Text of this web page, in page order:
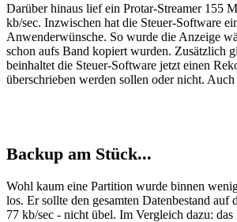
Darüber hinaus lief ein Protar-Streamer 155
kb/sec. Inzwischen hat die Steuer-Software
Anwenderwünsche. So wurde die Anzeige
schon aufs Band kopiert wurden. Zusätzlich
beinhaltet die Steuer-Software jetzt einen
überschrieben werden sollen oder nicht.
Backup am Stück...
Wohl kaum eine Partition wurde binnen
los. Er sollte den gesamten Datenbestand
77 kb/sec - nicht übel. Im Vergleich dazu: